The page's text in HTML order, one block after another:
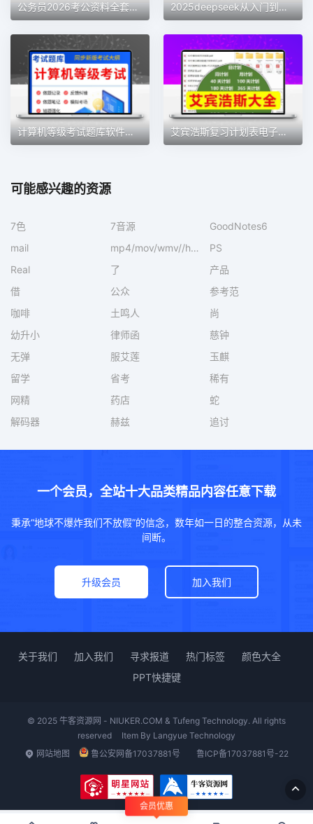
公务员2026考公资料全套网课国考省考事业单位2025网课行测5000题 2025deepseek从入门到精通深度求索文档教程ai指令提示词整合大全
计算机等级考试题库软件一级二级三级可选二级MS Office高级应用 艾宾浩斯复习计划表电子版学习安排手账考研记忆表格30天遗忘曲线
可能感兴趣的资源
7色 7音源
GoodNotes6
mail
mp4/mov/wmv//heic/mkv/flv
PS
Real
了
产品
借
公众
参考范
咖啡
土鸣人
尚
幼升小
律师函
慈钟
无弹
服艾莲
玉麒
留学
省考
稀有
网精
药店
蛇
解码器
赫兹 追讨
一个会员，全站十大品类精品内容任意下载
秉承“地球不爆炸我们不放假”的信念，数年如一日的整合资源，从未
间断。
升级会员 加入我们
关于我们 加入我们 寻求报道 热门标签
颜色大全
PPT快捷键
© 2025 牛客资源网 - NIUKER.COM & Tufeng Technology. All rights
reserved
Item By Langyue Technology
网站地图
鲁公安网备17037881号 鲁ICP备17037881号-22
会员优惠